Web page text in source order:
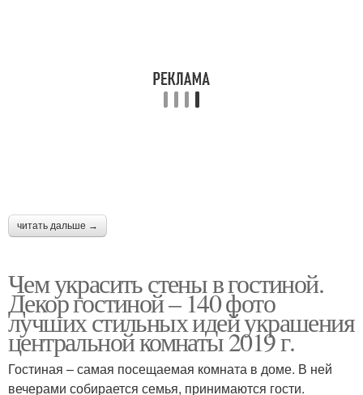
читать дальше →
Чем украсить стены в гостиной.
Декор гостиной – 140 фото
лучших стильных идей украшения
центральной комнаты 2019 г.
Гостиная – самая посещаемая комната в доме. В ней
вечерами собирается семья, принимаются гости.